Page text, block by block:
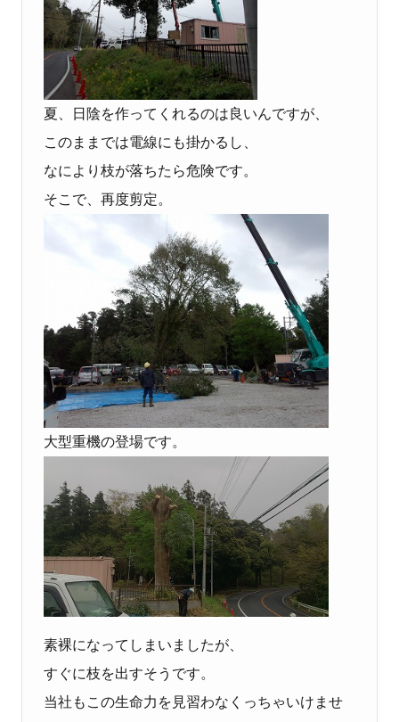
夏、日陰を作ってくれるのは良いんですが、
このままでは電線にも掛かるし、
なにより枝が落ちたら危険です。
そこで、再度剪定。
大型重機の登場です。
素裸になってしまいましたが、
すぐに枝を出すそうです。
当社もこの生命力を見習わなくっちゃいけませ